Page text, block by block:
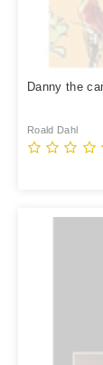
Danny the
Roald Dahl